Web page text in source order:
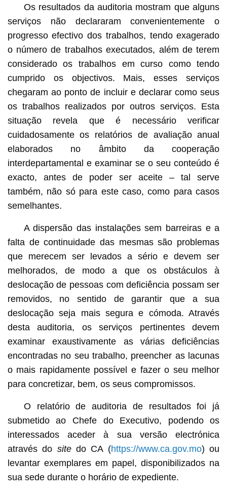
Os resultados da auditoria mostram que alguns
serviços não declararam convenientemente o
progresso efectivo dos trabalhos, tendo exagerado
o número de trabalhos executados, além de terem
considerado os trabalhos em curso como tendo
cumprido os objectivos. Mais, esses serviços
chegaram ao ponto de incluir e declarar como seus
os trabalhos realizados por outros serviços. Esta
situação revela que é necessário verificar
cuidadosamente os relatórios de avaliação anual
elaborados no âmbito da cooperação
interdepartamental e examinar se o seu conteúdo é
exacto, antes de poder ser aceite – tal serve
também, não só para este caso, como para casos
semelhantes.
A dispersão das instalações sem barreiras e a
falta de continuidade das mesmas são problemas
que merecem ser levados a sério e devem ser
melhorados, de modo a que os obstáculos à
deslocação de pessoas com deficiência possam ser
removidos, no sentido de garantir que a sua
deslocação seja mais segura e cómoda. Através
desta auditoria, os serviços pertinentes devem
examinar exaustivamente as várias deficiências
encontradas no seu trabalho, preencher as lacunas
o mais rapidamente possível e fazer o seu melhor
para concretizar, bem, os seus compromissos.
O relatório de auditoria de resultados foi já
submetido ao Chefe do Executivo, podendo os
interessados aceder à sua versão electrónica
através do sitedo CA (https://www.ca.gov.mo) ou
levantar exemplares em papel, disponibilizados na
sua sede durante o horário de expediente.